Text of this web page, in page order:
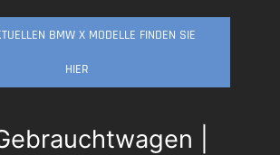
BMW X MODELLE FINDEN SIE
HIER
|